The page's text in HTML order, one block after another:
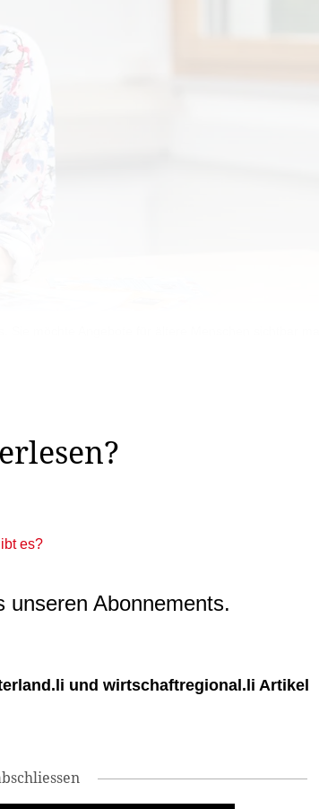
es?
unseren Abonnements.
und wirtschaftregional.li Artikel